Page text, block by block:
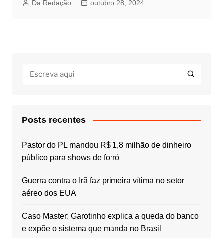
Da Redação outubro 28, 2024
Posts recentes
Pastor do PL mandou R$ 1,8 milhão de dinheiro
público para shows de forró
Guerra contra o Irã faz primeira vítima no setor
aéreo dos EUA
Caso Master: Garotinho explica a queda do banco
e expõe o sistema que manda no Brasil